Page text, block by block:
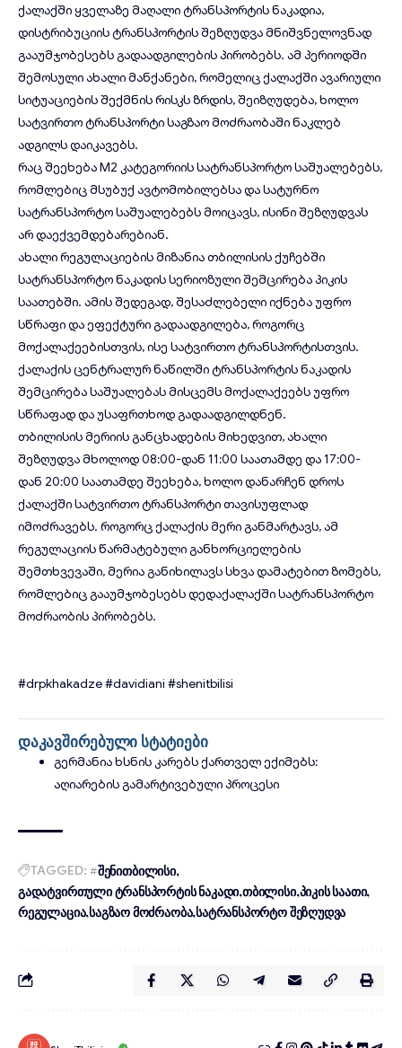
ქალაქში ყველაზე მაღალი ტრანსპორტის ნაკადია,
დისტრიბუციის ტრანსპორტის შეზღუდვა მნიშვნელოვნად
გააუმჯობესებს გადაადგილების პირობებს. ამ პერიოდში
შემოსული ახალი მანქანები, რომელიც ქალაქში ავარიული
სიტუაციების შექმნის რისკს ზრდის, შეიზღუდება, ხოლო
სატვირთო ტრანსპორტი საგზაო მოძრაობაში ნაკლებ
ადგილს დაიკავებს.
რაც შეეხება M2 კატეგორიის სატრანსპორტო საშუალებებს,
რომლებიც მსუბუქ ავტომობილებსა და სატურნო
სატრანსპორტო საშუალებებს მოიცავს, ისინი შეზღუდვას
არ დაექვემდებარებიან.
ახალი რეგულაციების მიზანია თბილისის ქუჩებში
სატრანსპორტო ნაკადის სერიოზული შემცირება პიკის
საათებში. ამის შედეგად, შესაძლებელი იქნება უფრო
სწრაფი და ეფექტური გადაადგილება, როგორც
მოქალაქეებისთვის, ისე სატვირთო ტრანსპორტისთვის.
ქალაქის ცენტრალურ ნაწილში ტრანსპორტის ნაკადის
შემცირება საშუალებას მისცემს მოქალაქეებს უფრო
სწრაფად და უსაფრთხოდ გადაადგილდნენ.
თბილისის მერიის განცხადების მიხედვით, ახალი
შეზღუდვა მხოლოდ 08:00-დან 11:00 საათამდე და 17:00-
დან 20:00 საათამდე შეეხება, ხოლო დანარჩენ დროს
ქალაქში სატვირთო ტრანსპორტი თავისუფლად
იმოძრავებს. როგორც ქალაქის მერი განმარტავს, ამ
რეგულაციის წარმატებული განხორციელების
შემთხვევაში, მერია განიხილავს სხვა დამატებით ზომებს,
რომლებიც გააუმჯობესებს დედაქალაქში სატრანსპორტო
მოძრაობის პირობებს.
#drpkhakadze#davidiani #shenitbilisi
დაკავშირებული სტატიები
გერმანია ხსნის კარებს ქართველ ექიმებს:
აღიარების გამარტივებული პროცესი
TAGGED: #შენითბილისი
გადატვირთული ტრანსპორტის ნაკადი თბილისი პიკის საათი
რეგულაცია საგზაო მოძრაობა სატრანსპორტო შეზღუდვა